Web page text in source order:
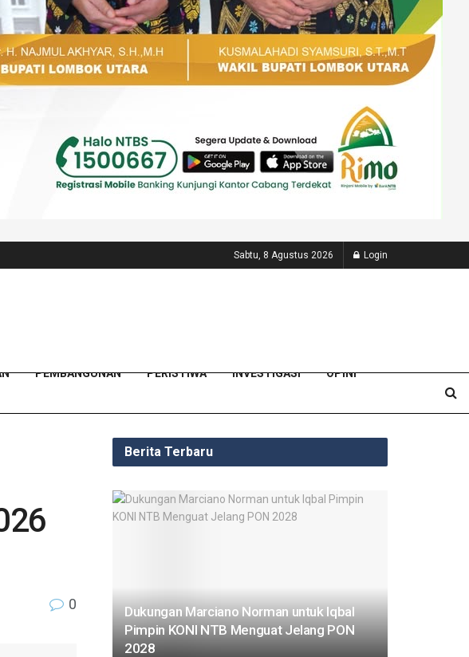
Sabtu, 8 Agustus 2026 Login
PEMBANGUNAN PERISTIWA INVESTIGASI OPINI
0
Berita Terbaru
Dukungan Marciano Norman untuk Iqbal
Pimpin KONI NTB Menguat Jelang PON
2028